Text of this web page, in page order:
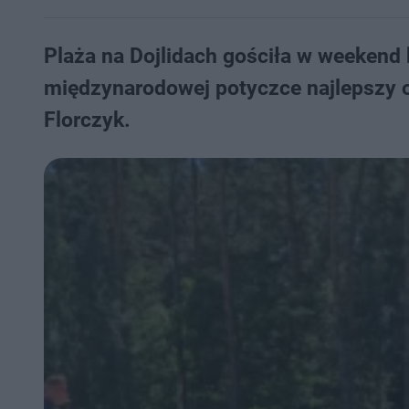
Plaża na Dojlidach gościła w
międzynarodowej potyczce najlepszy
Florczyk.